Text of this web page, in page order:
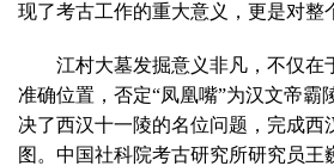
现了考古工作的重大意义，更是对整
江村大墓发掘意义非凡，不仅在
准确位置，否定“凤凰嘴”为汉文帝霸
决了西汉十一陵的名位问题，完成西
图。中国社科院考古研究所研究员王